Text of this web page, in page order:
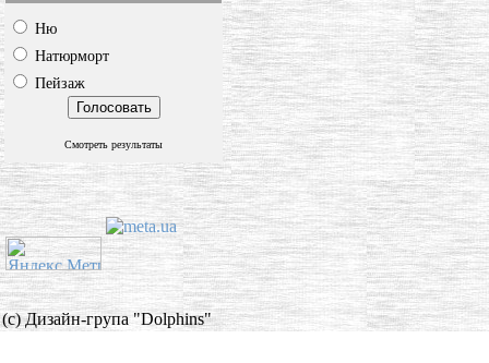
Ню
Натюрморт
Пейзаж
Смотреть результаты
(c) Дизайн-група "Dolphins"